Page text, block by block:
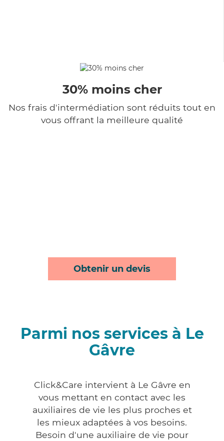
30% moins cher
Nos frais d'intermédiation sont réduits tout en
vous offrant la meilleure qualité
Obtenir un devis
Parmi nos services à Le
Gâvre
Click&Care intervient à Le Gâvre en
vous mettant en contact avec les
auxiliaires de vie les plus proches et
les mieux adaptées à vos besoins.
Besoin d'une auxiliaire de vie pour